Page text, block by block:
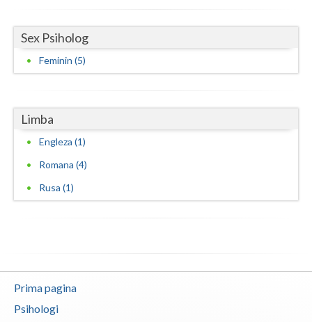
Sex Psiholog
Feminin (5)
Limba
Engleza (1)
Romana (4)
Rusa (1)
Prima pagina
Psihologi